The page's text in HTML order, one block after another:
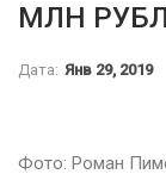
МЛН
Дата: Янв 29, 2019
Фото: Роман